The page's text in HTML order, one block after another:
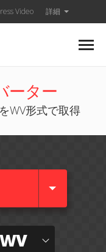
Video 詳細
ーター
WV形式で取得
WV